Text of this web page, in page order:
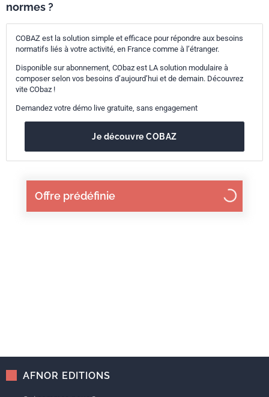
Offre prédéfinie
normes ?
COBAZ est la solution simple et efficace pour répondre aux besoins
normatifs liés à votre activité, en France comme à l’étranger.
Disponible sur abonnement, CObaz est LA solution modulaire à
composer selon vos besoins d’aujourd’hui et de demain. Découvrez
vite CObaz !
Demandez votre démo live gratuite, sans engagement
Je découvre COBAZ
AFNOR EDITIONS